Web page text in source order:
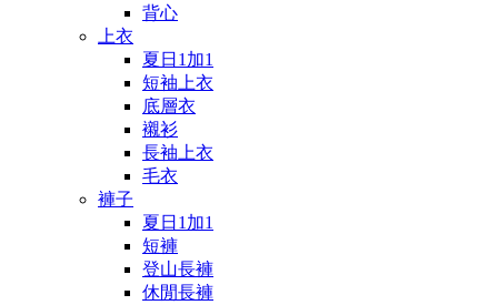
背心
上衣
夏日1加1
短袖上衣
底層衣
襯衫
長袖上衣
毛衣
褲子
夏日1加1
短褲
登山長褲
休閒長褲